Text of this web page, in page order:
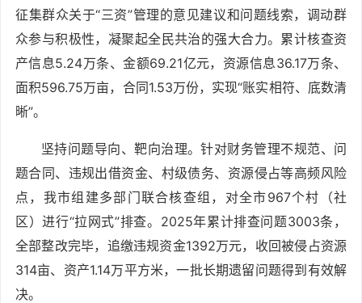
征集群众关于“三资”管理的意见建议和问题线索，调动群
众参与积极性，凝聚起全民共治的强大合力。累计核查资
产信息5.24万条、金额69.21亿元，资源信息36.17万条、
面积596.75万亩，合同1.53万份，实现“账实相符、底数清
晰”。
坚持问题导向、靶向治理。针对财务管理不规范、问
题合同、违规出借资金、村级债务、资源侵占等高频风险
点，我市组建多部门联合核查组，对全市967个村（社
区）进行“拉网式”排查。2025年累计排查问题3003条，
全部整改完毕，追缴违规资金1392万元，收回被侵占资源
314亩、资产1.14万平方米，一批长期遗留问题得到有效解
决。